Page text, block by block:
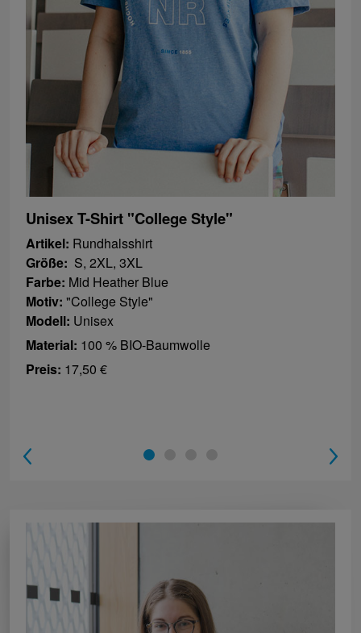
Unisex T-Shirt "College Style"
Artikel: Rundhalsshirt
Größe: S, 2XL, 3XL
Farbe: Mid Heather Blue
Motiv: "College Style"
Modell: Unisex
Material: 100 % BIO-Baumwolle
Preis: 17,50 €
1